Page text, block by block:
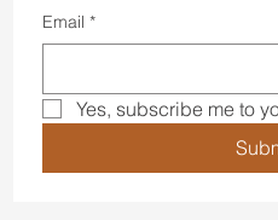
Email *
Yes, subscribe me to